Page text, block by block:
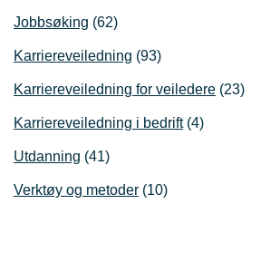
Jobbsøking (62)
Karriereveiledning (93)
Karriereveiledning for veiledere (23)
Karriereveiledning i bedrift(4)
Utdanning (41)
Verktøy og metoder (10)